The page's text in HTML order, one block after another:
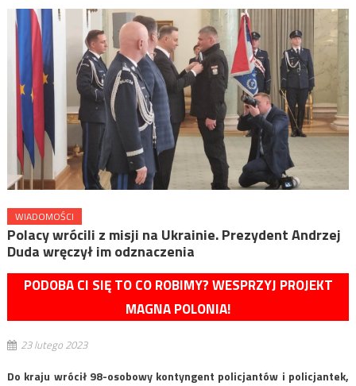
WIADOMOŚCI
Polacy wrócili z misji na Ukrainie. Prezydent Andrzej
Duda wręczył im odznaczenia
PODOBA CI SIĘ TO CO ROBIMY? WESPRZYJ PROJEKT
MAGNA POLONIA!
23 lutego 2023
Do kraju wrócił 98-osobowy kontyngent policjantów i policjantek,